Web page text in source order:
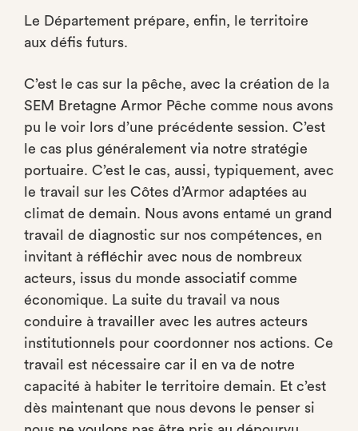
Le Département prépare, enfin, le territoire
aux défis futurs.
C’est le cas sur la pêche, avec la création de la
SEM Bretagne Armor Pêche comme nous avons
pu le voir lors d’une précédente session. C’est
le cas plus généralement via notre stratégie
portuaire. C’est le cas, aussi, typiquement, avec
le travail sur les Côtes d’Armor adaptées au
climat de demain. Nous avons entamé un grand
travail de diagnostic sur nos compétences, en
invitant à réfléchir avec nous de nombreux
acteurs, issus du monde associatif comme
économique. La suite du travail va nous
conduire à travailler avec les autres acteurs
institutionnels pour coordonner nos actions. Ce
travail est nécessaire car il en va de notre
capacité à habiter le territoire demain. Et c’est
dès maintenant que nous devons le penser si